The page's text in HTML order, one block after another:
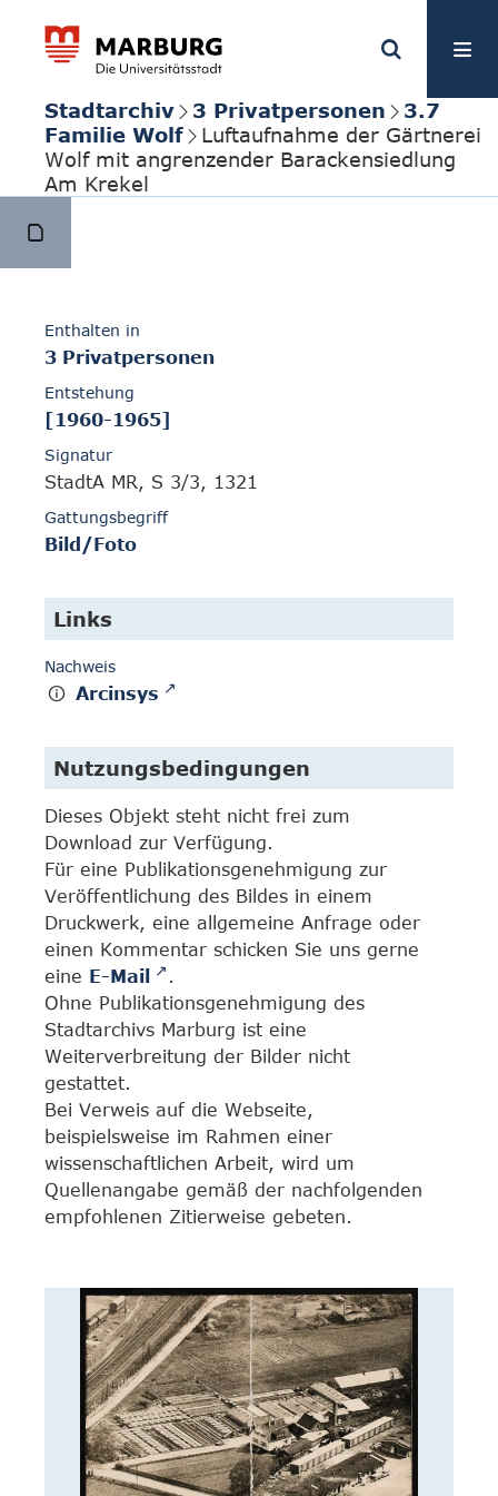
Stadtarchiv 3 Privatpersonen
3.7
Familie Wolf
Luftaufnahme der Gärtnerei
Wolf mit angrenzender Barackensiedlung
Am Krekel
Enthalten in
3 Privatpersonen
Entstehung
[1960-1965]
Signatur
StadtA MR, S 3/3, 1321
Gattungsbegriff
Bild/Foto
Links
Nachweis
Arcinsys
Nutzungsbedingungen
Dieses Objekt steht nicht frei zum
Download zur Verfügung.
Für eine Publikationsgenehmigung zur
Veröffentlichung des Bildes in einem
Druckwerk, eine allgemeine Anfrage oder
einen Kommentar schicken Sie uns gerne
eine E-Mail
.
Ohne Publikationsgenehmigung des
Stadtarchivs Marburg ist eine
Weiterverbreitung der Bilder nicht
gestattet.
Bei Verweis auf die Webseite,
beispielsweise im Rahmen einer
wissenschaftlichen Arbeit, wird um
Quellenangabe gemäß der nachfolgenden
empfohlenen Zitierweise gebeten.